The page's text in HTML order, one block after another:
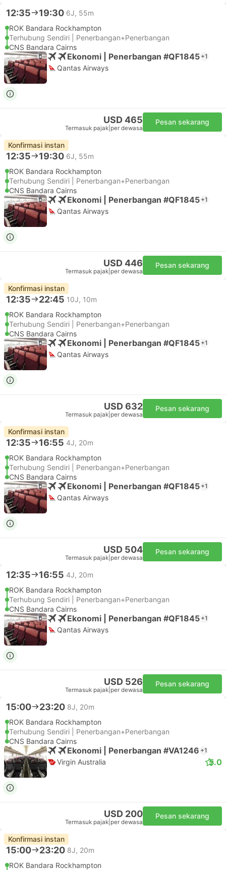
12:35 19:30 6J, 55m
ROK Bandara Rockhampton
Terhubung Sendiri | Penerbangan+Penerbangan
CNS Bandara Cairns
Ekonomi | Penerbangan #QF1845 +1
Qantas Airways
USD 465
Termasuk pajak per dewasa
Pesan sekarang
Konfirmasi instan
12:35 19:30 6J, 55m
ROK Bandara Rockhampton
Terhubung Sendiri | Penerbangan+Penerbangan
CNS Bandara Cairns
Ekonomi | Penerbangan #QF1845 +1
Qantas Airways
USD 446
Termasuk pajak per dewasa
Pesan sekarang
Konfirmasi instan
12:35 22:45 10J, 10m
ROK Bandara Rockhampton
Terhubung Sendiri | Penerbangan+Penerbangan
CNS Bandara Cairns
Ekonomi | Penerbangan #QF1845 +1
Qantas Airways
USD 632
Termasuk pajak per dewasa
Pesan sekarang
Konfirmasi instan
12:35 16:55 4J, 20m
ROK Bandara Rockhampton
Terhubung Sendiri | Penerbangan+Penerbangan
CNS Bandara Cairns
Ekonomi | Penerbangan #QF1845 +1
Qantas Airways
USD 504
Termasuk pajak per dewasa
Pesan sekarang
12:35 16:55 4J, 20m
ROK Bandara Rockhampton
Terhubung Sendiri | Penerbangan+Penerbangan
CNS Bandara Cairns
Ekonomi | Penerbangan #QF1845 +1
Qantas Airways
USD 526
Termasuk pajak per dewasa
Pesan sekarang
15:00 23:20 8J, 20m
ROK Bandara Rockhampton
Terhubung Sendiri | Penerbangan+Penerbangan
CNS Bandara Cairns
Ekonomi | Penerbangan #VA1246 +1
Virgin Australia 5.0
USD 200
Termasuk pajak per dewasa
Pesan sekarang
Konfirmasi instan
15:00 23:20 8J, 20m
ROK Bandara Rockhampton